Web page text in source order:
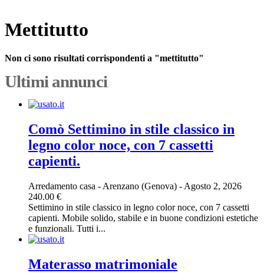
Mettitutto
Non ci sono risultati corrispondenti a "mettitutto"
Ultimi annunci
Comò Settimino in stile classico in
legno color noce, con 7 cassetti
capienti.
Arredamento casa - Arenzano (Genova) - Agosto 2, 2026
240.00 €
Settimino in stile classico in legno color noce, con 7 cassetti
capienti. Mobile solido, stabile e in buone condizioni estetiche
e funzionali. Tutti i...
Materasso matrimoniale